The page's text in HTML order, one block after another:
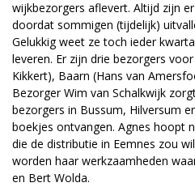
wijkbezorgers aflevert. Altijd zijn
doordat sommigen (tijdelijk)
Gelukkig weet ze toch ieder
leveren. Er zijn drie bezorgers
Kikkert), Baarn (Hans van
Bezorger Wim van Schalkwijk
bezorgers in Bussum, Hilversum
boekjes ontvangen. Agnes hoopt
die de distributie in Eemnes zou
worden haar werkzaamheden
en Bert Wolda.